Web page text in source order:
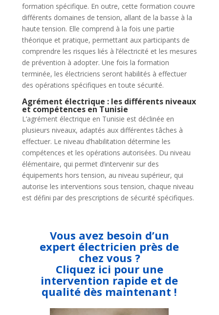
formation spécifique. En outre, cette formation couvre
différents domaines de tension, allant de la basse à la
haute tension. Elle comprend à la fois une partie
théorique et pratique, permettant aux participants de
comprendre les risques liés à l’électricité et les mesures
de prévention à adopter. Une fois la formation
terminée, les électriciens seront habilités à effectuer
des opérations spécifiques en toute sécurité.
Agrément électrique : les différents niveaux
et compétences en Tunisie
L’agrément électrique en Tunisie est déclinée en
plusieurs niveaux, adaptés aux différentes tâches à
effectuer. Le niveau d’habilitation détermine les
compétences et les opérations autorisées. Du niveau
élémentaire, qui permet d’intervenir sur des
équipements hors tension, au niveau supérieur, qui
autorise les interventions sous tension, chaque niveau
est défini par des prescriptions de sécurité spécifiques.
Vous avez besoin d’un
expert électricien près de
chez vous ?
Cliquez ici pour une
intervention rapide et de
qualité dès maintenant !